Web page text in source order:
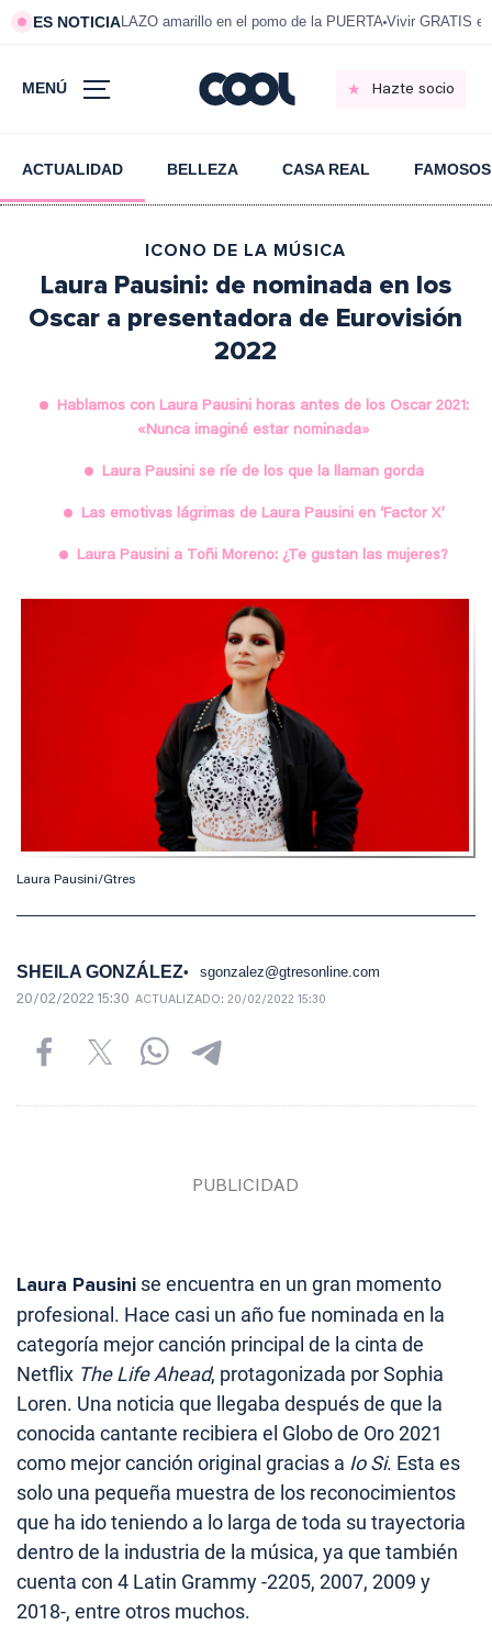
ES NOTICIALAZO amarillo en el pomo de la PUERTA Vivir GRATIS
MENÚ Hazte socio
ACTUALIDAD BELLEZA CASA REAL FAMOSOS
ICONO DE LA MÚSICA
Laura Pausini: de nominada en los
Oscar a presentadora de Eurovisión
2022
Hablamos con Laura Pausini horas antes de los Oscar 2021:
«Nunca imaginé estar nominada»
Laura Pausini se ríe de los que la llaman gorda
Las emotivas lágrimas de Laura Pausini en ‘Factor X’
Laura Pausini a Toñi Moreno: ¿Te gustan las mujeres?
Laura Pausini/Gtres
SHEILA GONZÁLEZ sgonzalez@gtresonline.com
20/02/2022 15:30 ACTUALIZADO: 20/02/2022 15:30
Laura Pausini se encuentra en un gran momento
profesional. Hace casi un año fue nominada en la
categoría mejor canción principal de la cinta de
Netflix The Life Ahead, protagonizada por Sophia
Loren. Una noticia que llegaba después de que la
conocida cantante recibiera el Globo de Oro 2021
como mejor canción original gracias a Io Si. Esta es
solo una pequeña muestra de los reconocimientos
que ha ido teniendo a lo larga de toda su trayectoria
dentro de la industria de la música, ya que también
cuenta con 4 Latin Grammy -2205, 2007, 2009 y
2018-, entre otros muchos.